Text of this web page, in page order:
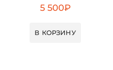
5 500₽
В КОРЗИНУ